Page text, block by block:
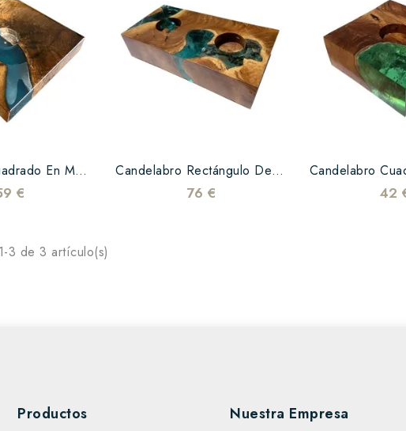
Candelero Cuadrado En Madera De Nogal Y Resina Epoxi Azul
€
Candelabro Rectángulo De Resina Turquesa Y Teca
76 € 42
3 de 3 artículo(s)
Productos Nuestra Empresa